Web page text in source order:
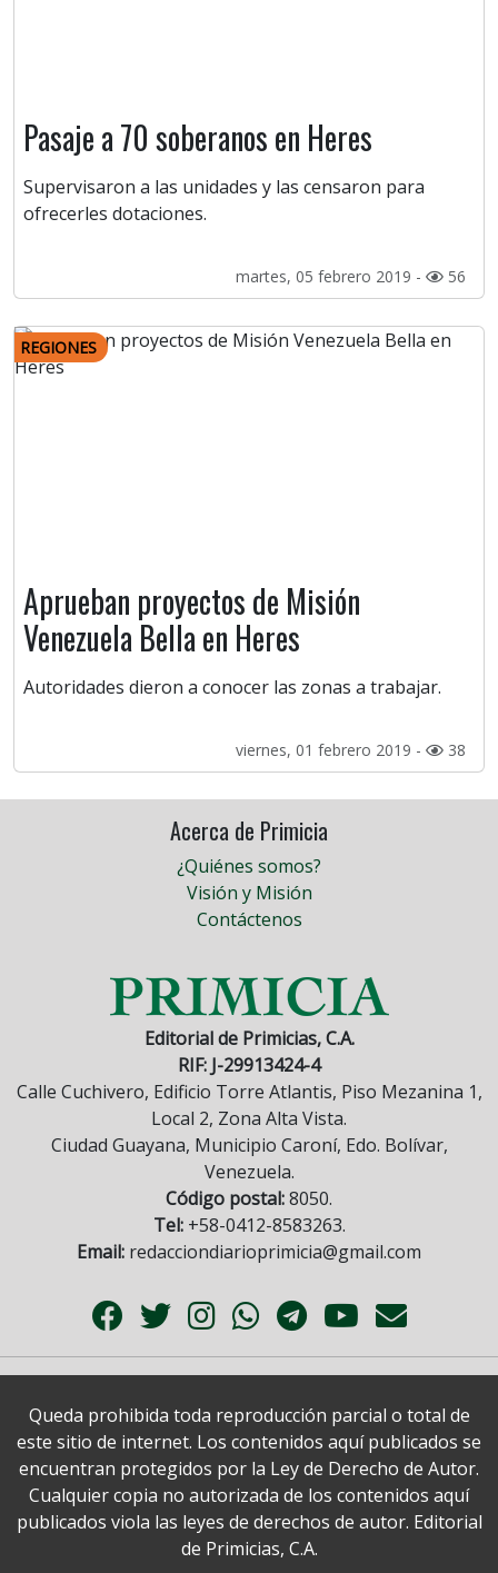
Pasaje a 70 soberanos en Heres
Supervisaron a las unidades y las censaron para
ofrecerles dotaciones.
martes, 05 febrero 2019 - 56
REGIONES
Aprueban proyectos de Misión
Venezuela Bella en Heres
Autoridades dieron a conocer las zonas a trabajar.
viernes, 01 febrero 2019 - 38
Acerca de Primicia
¿Quiénes somos?
Visión y Misión
Contáctenos
Editorial de Primicias, C.A.
RIF: J-29913424-4
Calle Cuchivero, Edificio Torre Atlantis, Piso Mezanina 1,
Local 2, Zona Alta Vista.
Ciudad Guayana, Municipio Caroní, Edo. Bolívar,
Venezuela.
Código postal:8050.
Tel:+58-0412-8583263.
Email: redacciondiarioprimicia@gmail.com
Queda prohibida toda reproducción parcial o total de
este sitio de internet. Los contenidos aquí publicados se
encuentran protegidos por la Ley de Derecho de Autor.
Cualquier copia no autorizada de los contenidos aquí
publicados viola las leyes de derechos de autor. Editorial
de Primicias, C.A.